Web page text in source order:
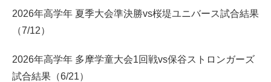
2026年高学年 夏季大会準決勝vs桜堤ユニバース試合結果
（7/12）
2026年高学年 多摩学童大会1回戦vs保谷ストロンガーズ
試合結果（6/21）